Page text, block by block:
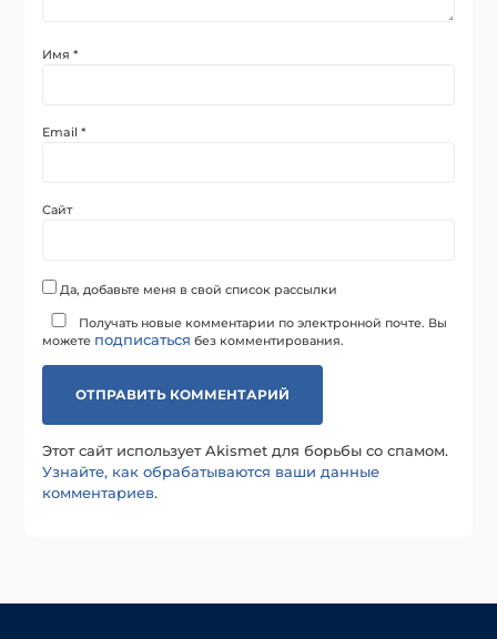
Имя*
Email*
Сайт
Да, добавьте меня в свой список рассылки
Получать новые комментарии по электронной почте. Вы
можете подписаться без комментирования.
Этот сайт использует Akismet для борьбы со спамом.
Узнайте, как обрабатываются ваши данные
комментариев.